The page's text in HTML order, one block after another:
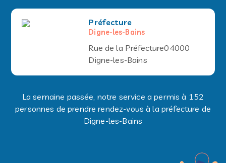
Préfecture
Digne-les-Bains
Rue de la Préfecture04000
Digne-les-Bains
La semaine passée, notre service a permis à 152
personnes de prendre rendez-vous à la préfecture de
Digne-les-Bains